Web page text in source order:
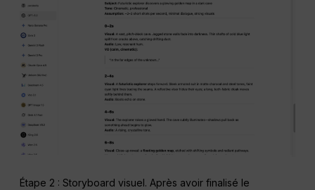
Étape 2 : Storyboard visuel. Après avoir finalisé le